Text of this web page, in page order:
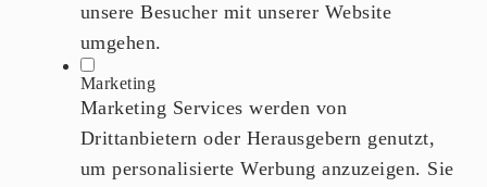
unsere Besucher mit unserer Website
umgehen.
Marketing
Marketing Services werden von
Drittanbietern oder Herausgebern genutzt,
um personalisierte Werbung anzuzeigen. Sie